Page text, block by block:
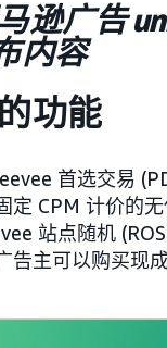
逊广告
内容
功能
首选交易
定 CPM 计价的
站点随机
告主可以购买现成